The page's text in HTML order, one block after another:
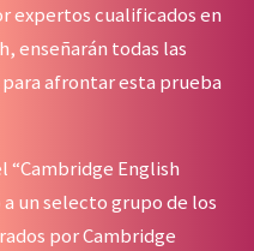
expertos cualificados en
enseñarán todas las
afrontar esta prueba
“Cambridge English
un selecto grupo de los
por Cambridge